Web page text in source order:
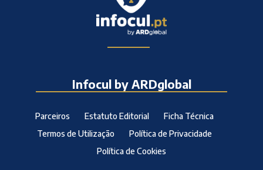
Infocul by ARDglobal
Parceiros Estatuto Editorial
Ficha Técnica
Termos de Utilização
Política de Privacidade
Política de Cookies